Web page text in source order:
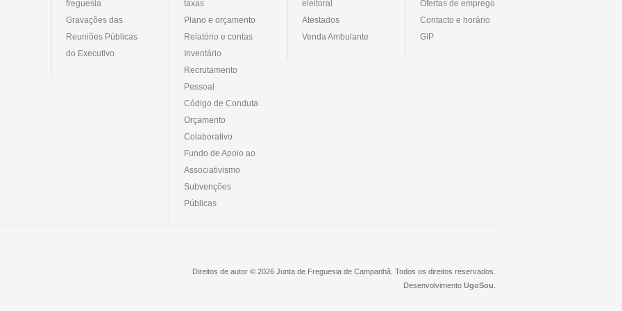
freguesia
Gravações das
Reuniões Públicas
do Executivo
taxas
Plano e orçamento
Relatório e contas
Inventário
Recrutamento
Pessoal
Código de Conduta
Orçamento
Colaborativo
Fundo de Apoio ao
Associativismo
Subvenções
Públicas
eleitoral
Atestados
Venda Ambulante
Ofertas de emprego
Contacto e horário
GIP
Direitos de autor © 2026 Junta de Freguesia de Campanhã. Todos os direitos reservados.
Desenvolvimento UgoSou